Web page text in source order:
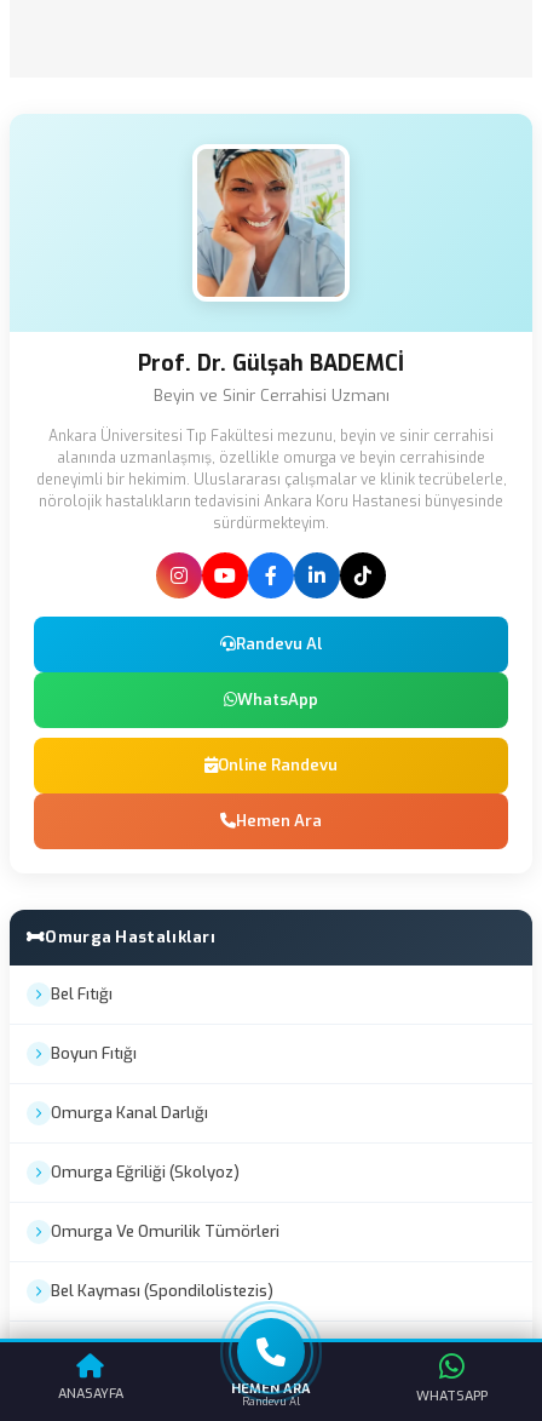
Prof. Dr. Gülşah BADEMCİ
Beyin ve Sinir Cerrahisi Uzmanı
Ankara Üniversitesi Tıp Fakültesi mezunu, beyin ve sinir cerrahisi
alanında uzmanlaşmış, özellikle omurga ve beyin cerrahisinde
deneyimli bir hekimim. Uluslararası çalışmalar ve klinik tecrübelerle,
nörolojik hastalıkların tedavisini Ankara Koru Hastanesi bünyesinde
sürdürmekteyim.
Randevu Al
WhatsApp
Online Randevu
Hemen Ara
Omurga Hastalıkları
Bel Fıtığı
Boyun Fıtığı
Omurga Kanal Darlığı
Omurga Eğriliği (Skolyoz)
Omurga Ve Omurilik Tümörleri
Bel Kayması (Spondilolistezis)
Omurga Kırıkları
İleri Yaş Omurga Hastalıkları
ANASAYFA HEMEN ARA
Randevu Al WHATSAPP